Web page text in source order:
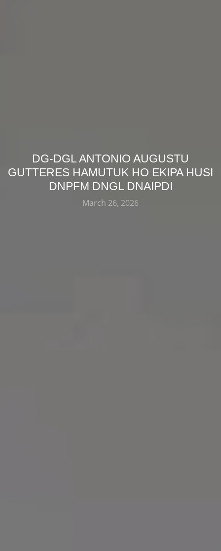
DG-DGL ANTONIO AUGUSTU
GUTTERES HAMUTUK HO EKIPA HUSI
DNPFM DNGL DNAIPDI
March 26, 2026